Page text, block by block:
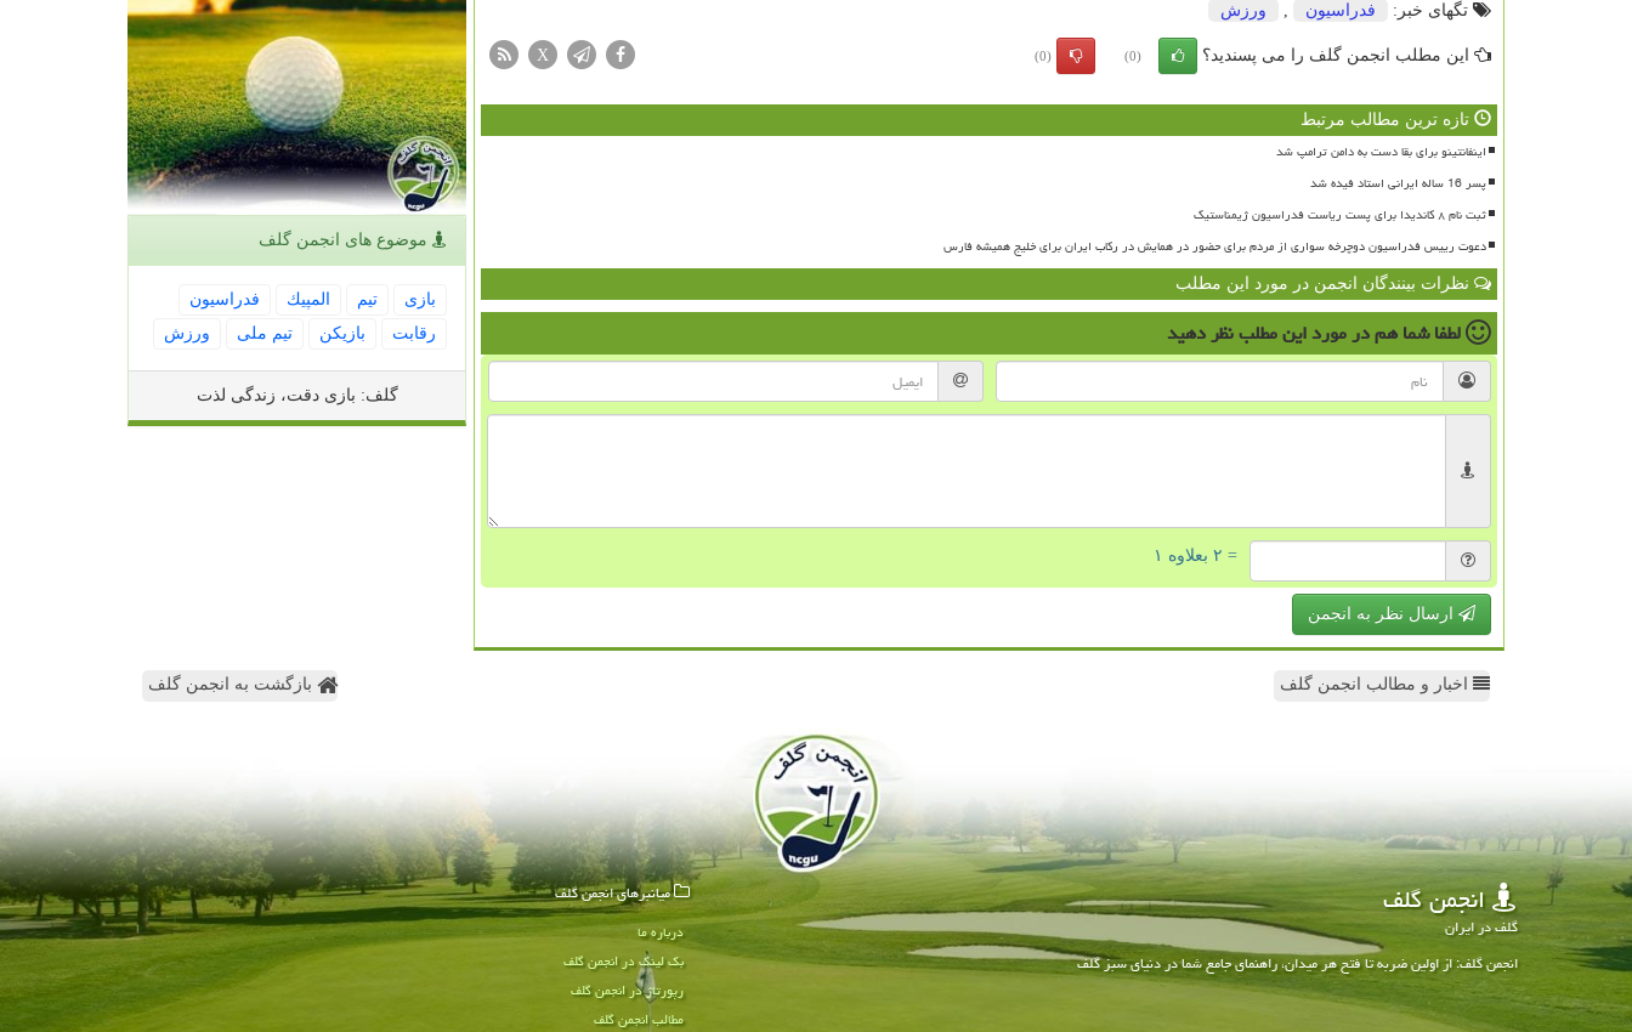
تگهای خبر: فدراسیون , ورزش
این مطلب انجمن گلف را می پسندید؟ (0)
(0)
X
تازه ترین مطالب مرتبط
اینفانتینو برای بقا دست به دامن ترامپ شد
پسر 16 ساله ایرانی استاد فیده شد
ثبت نام ۸ کاندیدا برای پست ریاست فدراسیون ژیمناستیک
دعوت رییس فدراسیون دوچرخه سواری از مردم برای حضور در همایش در رکاب ایران برای خلیج همیشه فارس
نظرات بینندگان انجمن در مورد این مطلب
لطفا شما همدر مورد این مطلبنظر دهید
= ۲ بعلاوه ۱
ارسال نظر به انجمن
موضوع های انجمن گلف
بازی تیم المپیك
فدراسیون
رقابت
بازیكن تیم ملی ورزش
گلف: بازی دقت، زندگی لذت
اخبار و مطالب انجمن گلف بازگشت به انجمن گلف
انجمن گلف
گلف در ایران
انجمن گلف: از اولین ضربه تا فتح هر میدان، راهنمای جامع شما در دنیای سبز گلف
میانبرهای انجمن گلف
درباره ما
بک لینک در انجمن گلف
رپورتاژ در انجمن گلف
مطالب انجمن گلف